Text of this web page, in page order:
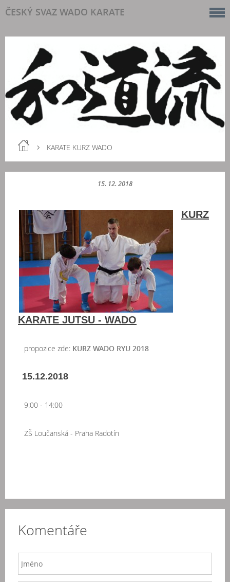
ČESKÝ SVAZ WADO KARATE
KARATE KURZ WADO
15. 12. 2018
KURZ
KARATE JUTSU - WADO
propozice zde: KURZ WADO RYU 2018
15.12.2018
9:00 - 14:00
ZŠ Loučanská - Praha Radotín
Komentáře